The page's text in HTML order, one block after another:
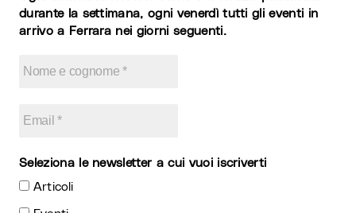
durante la settimana, ogni venerdì tutti gli eventi in
arrivo a Ferrara nei giorni seguenti.
Seleziona le newsletter a cui vuoi iscriverti
Articoli